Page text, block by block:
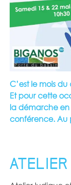
C’est le mois
Et pour cette
la démarche en
conférence. Au
ATELIER